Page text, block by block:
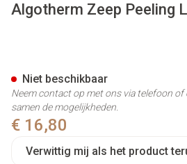
Algotherm Zeep Peeling
€ 16,80
Verwittig mij als het product
Niet beschikbaar
Neem contact op met ons via telefoon of
samen de mogelijkheden.